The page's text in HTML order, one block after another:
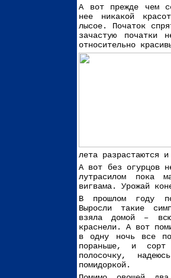
А вот прежде чем
нее никакой
лысое. Початок
зачастую початки
относительно
лета разрастаются
А вот без огурцов
лутрасилом пока
вигвама. Урожай
В прошлом году
Выросли такие
взяла домой –
краснели. А вот
в одну ночь все
пораньше, и
полосочку,
помидоркой.